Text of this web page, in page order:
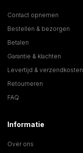
Contact opnemen
Bestellen & bezorgen
Betalen
Garantie & klachten
Levertijd & verzendkosten
Retourneren
FAQ
Informatie
Over ons